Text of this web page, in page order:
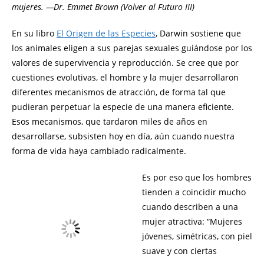
mujeres. ―Dr. Emmet Brown (Volver al Futuro III)
En su libro El Origen de las Especies, Darwin sostiene que
los animales eligen a sus parejas sexuales guiándose por los
valores de supervivencia y reproducción. Se cree que por
cuestiones evolutivas, el hombre y la mujer desarrollaron
diferentes mecanismos de atracción, de forma tal que
pudieran perpetuar la especie de una manera eficiente.
Esos mecanismos, que tardaron miles de años en
desarrollarse, subsisten hoy en día, aún cuando nuestra
forma de vida haya cambiado radicalmente.
Es por eso que los hombres
tienden a coincidir mucho
cuando describen a una
mujer atractiva: “Mujeres
jóvenes, simétricas, con piel
suave y con ciertas